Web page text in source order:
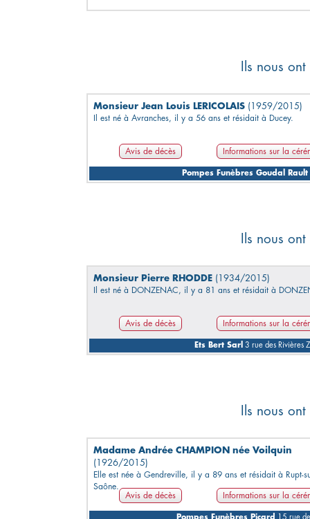
Ils nous
Monsieur Jean Louis LERICOLAIS (1959/2015)
Il est né à Avranches, il y a 56 ans et résidait à Ducey.
Avis de décès Informations sur la
Pompes Funèbres Goudal Rault
Ils nous
Monsieur Pierre RHODDE (1934/2015)
Il est né à DONZENAC, il y a 81 ans et résidait à
Avis de décès Informations sur la
Ets Bert Sarl 3 rue des Rivières
Ils nous
Madame Andrée CHAMPION née Voilquin
(1926/2015)
Elle est née à Gendreville, il y a 89 ans et résidait à Rupt-
Saône.
Avis de décès
Informations sur la
Pompes Funèbres Picard 15 rue